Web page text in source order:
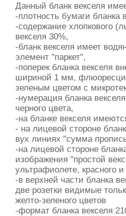
Данный бланк векселя
-плотность бумаги бланка
-содержание хлопкового
векселя 30%,
-бланк векселя имеет
элемент "паркет",
-поперек бланка векселя
шириной 1 мм,
зеленым цветом с
-нумерация бланка
черного цвета,
-на бланке векселя
- на лицевой стороне
вух линиях "сумма
-на лицевой стороне
изображения "простой
ультрафиолете, красного
-в верхней части бланка
две розетки видимые
желто-зеленого цветов
-формат бланка векселя